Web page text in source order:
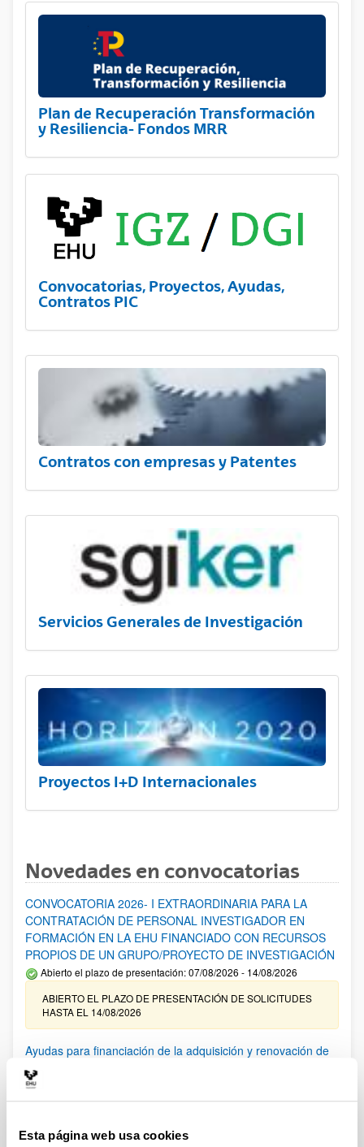
Esta página web usa cookies
Plan de Recuperación Transformación
y Resiliencia- Fondos MRR
Convocatorias, Proyectos, Ayudas,
Contratos PIC
Contratos con empresas y Patentes
Servicios Generales de Investigación
Proyectos I+D Internacionales
Novedades en convocatorias
CONVOCATORIA 2026- I EXTRAORDINARIA PARA LA
CONTRATACIÓN DE PERSONAL INVESTIGADOR EN
FORMACIÓN EN LA EHU FINANCIADO CON RECURSOS
PROPIOS DE UN GRUPO/PROYECTO DE INVESTIGACIÓN
Abierto el plazo de presentación: 07/08/2026 - 14/08/2026
ABIERTO EL PLAZO DE PRESENTACIÓN DE SOLICITUDES
HASTA EL 14/08/2026
Ayudas para financiación de la adquisición y renovación de
infraestructura científica y fondos bibliográficos en la
UPV/EHU 2026
Trámite abierto
25/03/2026: Corrección de errores del listado provisional de
solicitudes admitidas y excluidas. 23/03/2026: Relación